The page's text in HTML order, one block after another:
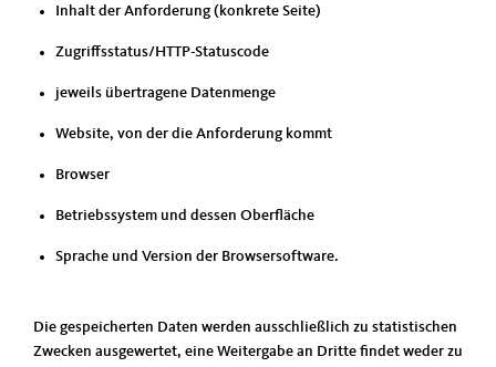
Inhalt der Anforderung (konkrete Seite)
Zugriffsstatus/HTTP-Statuscode
jeweils übertragene Datenmenge
Website, von der die Anforderung kommt
Browser
Betriebssystem und dessen Oberfläche
Sprache und Version der Browsersoftware.
Die gespeicherten Daten werden ausschließlich zu statistischen
Zwecken ausgewertet, eine Weitergabe an Dritte findet weder zu